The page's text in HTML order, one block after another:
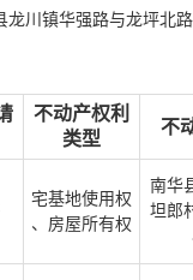
川镇华强路与龙坪北
不动产权利
类型
不
宅基地使用权
、房屋所有权
南华
坦郎